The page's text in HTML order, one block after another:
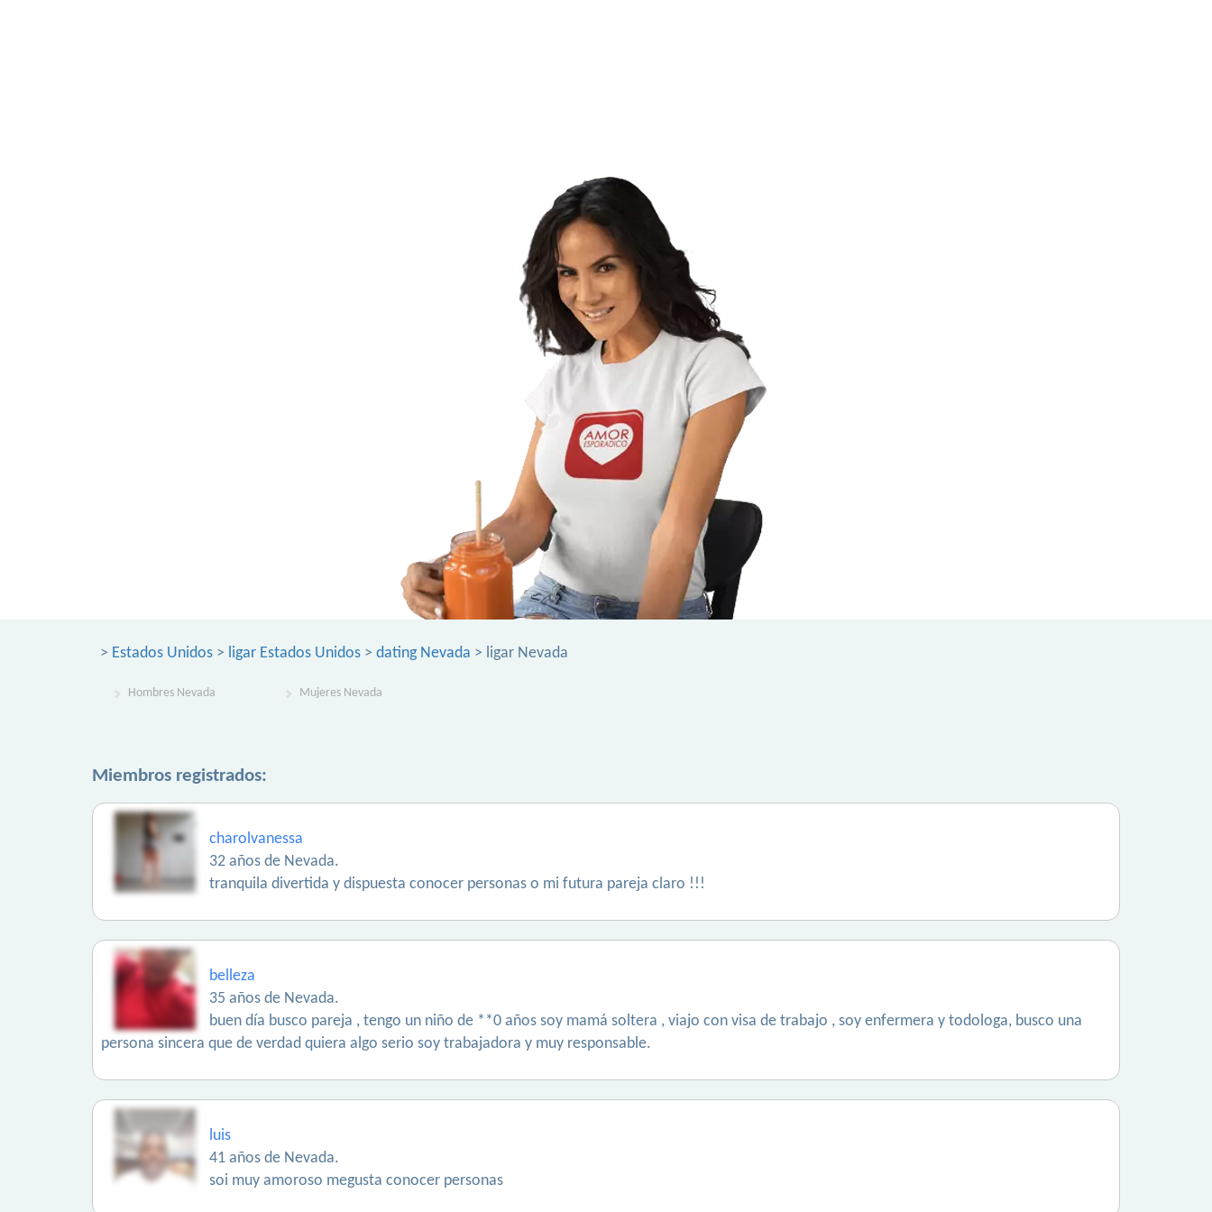
> Estados Unidos > ligar Estados Unidos > dating Nevada > ligar Nevada
Hombres Nevada Mujeres Nevada
Miembros registrados:
charolvanessa
32 años de Nevada.
tranquila divertida y dispuesta conocer personas o mi futura pareja claro !!!
belleza
35 años de Nevada.
buen día busco pareja , tengo un niño de **0 años soy mamá soltera , viajo con visa de trabajo , soy enfermera y todologa, busco una
persona sincera que de verdad quiera algo serio soy trabajadora y muy responsable.
luis
41 años de Nevada.
soi muy amoroso megusta conocer personas